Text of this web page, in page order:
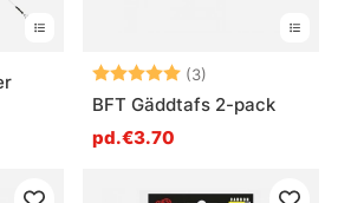
Note: (3)
BFT Gäddtafs 2-pack
pd.€3.70